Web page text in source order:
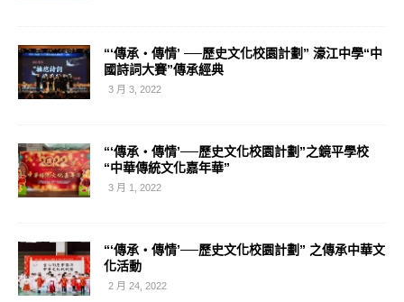
“‘傳承‧傳情’ ──歷史文化校園計劃” 濠江中學“中
國詩詞大賽”傳承經典
3 月 3, 2022
“‘傳承‧傳情’──歷史文化校園計劃”之鏡平學校
“中華傳統文化嘉年華”
3 月 1, 2022
“‘傳承‧傳情’──歷史文化校園計劃” 之傳承中華文
化活動
2 月 24, 2022